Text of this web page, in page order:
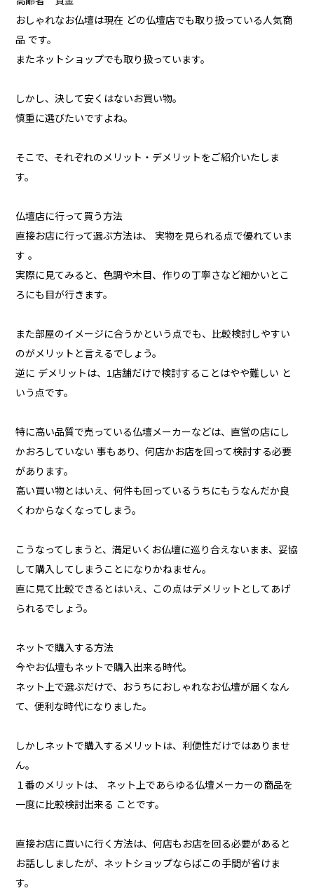
おしゃれなお仏壇は現在 どの仏壇店でも取り扱っている人気商
品 です。
またネットショップでも取り扱っています。
しかし、決して安くはないお買い物。
慎重に選びたいですよね。
そこで、それぞれのメリット・デメリットをご紹介いたしま
す。
仏壇店に行って買う方法
直接お店に行って選ぶ方法は、 実物を見られる点で優れていま
す 。
実際に見てみると、色調や木目、作りの丁寧さなど細かいとこ
ろにも目が行きます。
また部屋のイメージに合うかという点でも、比較検討しやすい
のがメリットと言えるでしょう。
逆に デメリットは、1店舗だけで検討することはやや難しい と
いう点です。
特に高い品質で売っている仏壇メーカーなどは、直営の店にし
かおろしていない 事もあり、何店かお店を回って検討する必要
があります。
高い買い物とはいえ、何件も回っているうちにもうなんだか良
くわからなくなってしまう。
こうなってしまうと、満足いくお仏壇に巡り合えないまま、妥協
して購入してしまうことになりかねません。
直に見て比較できるとはいえ、この点はデメリットとしてあげ
られるでしょう。
ネットで購入する方法
今やお仏壇もネットで購入出来る時代。
ネット上で選ぶだけで、おうちにおしゃれなお仏壇が届くなん
て、便利な時代になりました。
しかしネットで購入するメリットは、利便性だけではありませ
ん。
１番のメリットは、 ネット上であらゆる仏壇メーカーの商品を
一度に比較検討出来る ことです。
直接お店に買いに行く方法は、何店もお店を回る必要があると
お話ししましたが、ネットショップならばこの手間が省けま
す。